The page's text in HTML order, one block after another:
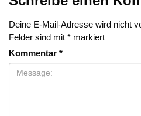
Deine E-Mail-Adresse wird nicht
Felder sind mit * markiert
Kommentar *